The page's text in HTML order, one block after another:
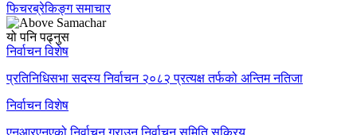
फिचरब्रेकिङ्ग समाचार
यो पनि पढ्नुस
निर्वाचन विशेष
प्रतिनिधिसभा सदस्य निर्वाचन २०८२ प्रत्यक्ष तर्फको अन्तिम नतिजा
निर्वाचन विशेष
एनआरएनएको निर्वाचन गराउन निर्वाचन समिति सक्रिय